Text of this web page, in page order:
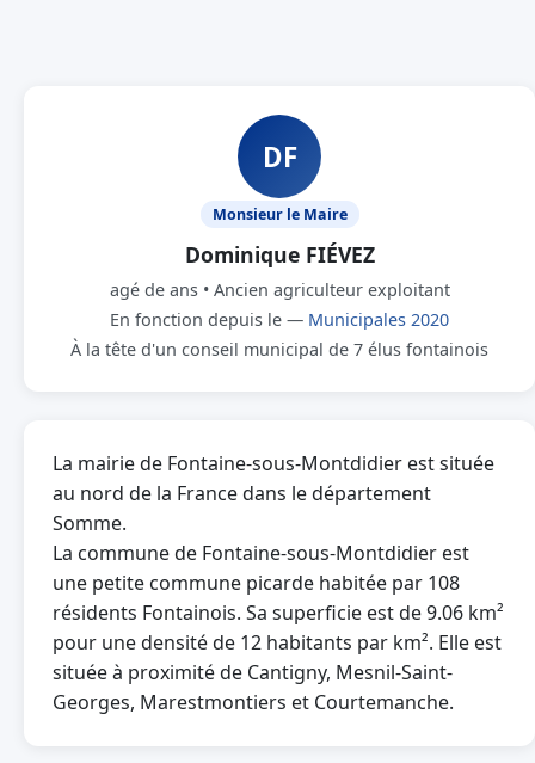
DF
Monsieur le Maire
Dominique FIÉVEZ
agé de ans • Ancien agriculteur exploitant
En fonction depuis le — Municipales 2020
À la tête d'un conseil municipal de 7 élus fontainois
La mairie de Fontaine-sous-Montdidier est située
au nord de la France dans le département
Somme.
La commune de Fontaine-sous-Montdidier est
une petite commune picarde habitée par 108
résidents Fontainois. Sa superficie est de 9.06 km²
pour une densité de 12 habitants par km². Elle est
située à proximité de Cantigny, Mesnil-Saint-
Georges, Marestmontiers et Courtemanche.